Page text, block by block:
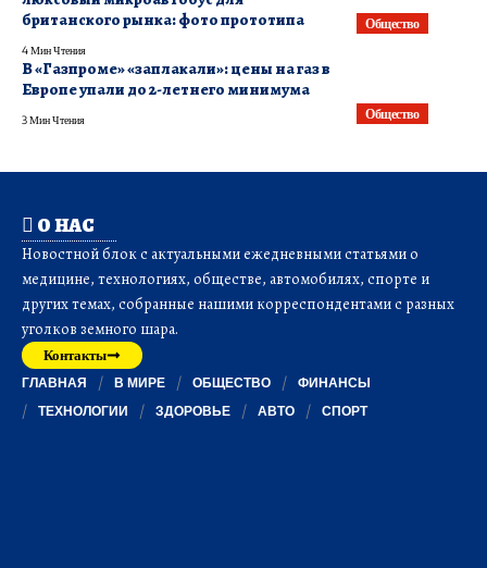
Общество
британского рынка: фото прототипа
4 Мин Чтения
Общество
В «Газпроме» «заплакали»: цены на газ в
Европе упали до 2-летнего минимума
3 Мин Чтения
О НАС
Новостной блок с актуальными ежедневными статьями о
медицине, технологиях, обществе, автомобилях, спорте и
других темах, собранные нашими корреспондентами с разных
уголков земного шара.
Контакты
ГЛАВНАЯ В МИРЕ ОБЩЕСТВО
ФИНАНСЫ
ТЕХНОЛОГИИ
ЗДОРОВЬЕ АВТО СПОРТ